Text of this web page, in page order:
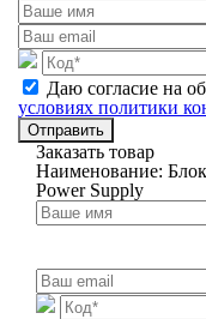
Даю согласие на
условиях политики
Отправить
Заказать товар
Наименование:
Power Supply